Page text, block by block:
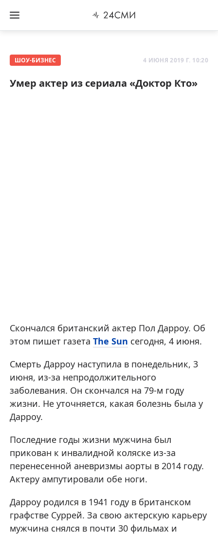
ШОУ-БИЗНЕС 4 ИЮНЯ 2019 Г. 10:20
Умер актер из сериала «Доктор Кто»
Скончался британский актер Пол Дарроу. Об
этом пишет газета The Sun сегодня, 4 июня.
Смерть Дарроу наступила в понедельник, 3
июня, из-за непродолжительного
заболевания. Он скончался на 79-м году
жизни. Не уточняется, какая болезнь была у
Дарроу.
Последние годы жизни мужчина был
прикован к инвалидной коляске из-за
перенесенной аневризмы аорты в 2014 году.
Актеру ампутировали обе ноги.
Дарроу родился в 1941 году в британском
графстве Суррей. За свою актерскую карьеру
мужчина снялся в почти 30 фильмах и